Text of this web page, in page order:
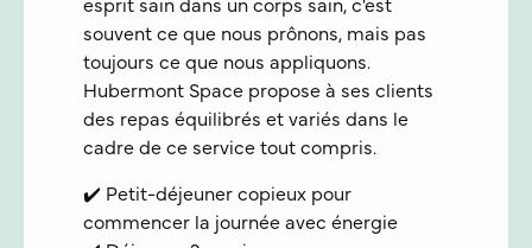
esprit sain dans un corps sain, c'est
souvent ce que nous prônons, mais pas
toujours ce que nous appliquons.
Hubermont Space propose à ses clients
des repas équilibrés et variés dans le
cadre de ce service tout compris.
✔️ Petit-déjeuner copieux pour
commencer la journée avec énergie